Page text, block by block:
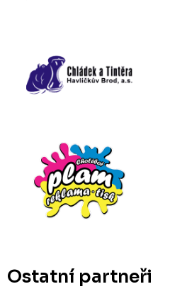
Ostatní partneři